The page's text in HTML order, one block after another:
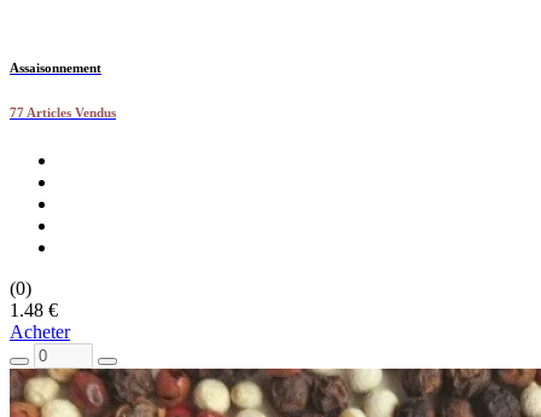
Assaisonnement
77 Articles Vendus
(0)
1.48 €
Acheter